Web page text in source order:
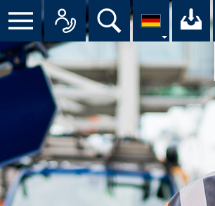
Menü Alle Suche